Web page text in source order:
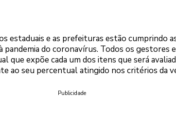
estaduais e as prefeituras estão cumprindo
pandemia do coronavírus. Todos os gestores
que expõe cada um dos itens que será
ao seu percentual atingido nos critérios da
Publicidade